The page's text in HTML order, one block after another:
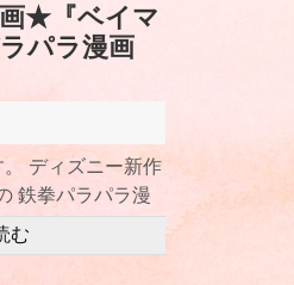
★『ベイマ
パラ漫画
ディズニー新作
鉄拳パラパラ漫
ま
む